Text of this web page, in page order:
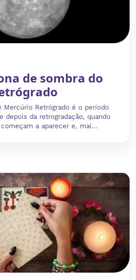
de sombra do
Mercúrio Retrógrado é o período
depois da retrogradação, quando
a aparecer e, mai...